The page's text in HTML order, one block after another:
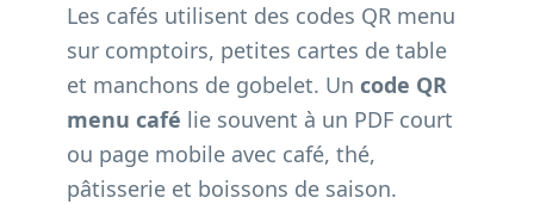
Les cafés utilisent des codes QR menu
sur comptoirs, petites cartes de table
et manchons de gobelet. Un code QR
menu café lie souvent à un PDF court
ou page mobile avec café, thé,
pâtisserie et boissons de saison.